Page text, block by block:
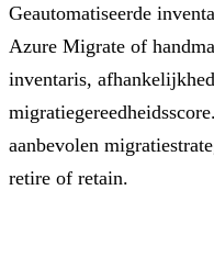
Geautomatiseerde
Azure Migrate of
inventaris,
aanbevolen
retire of retain.